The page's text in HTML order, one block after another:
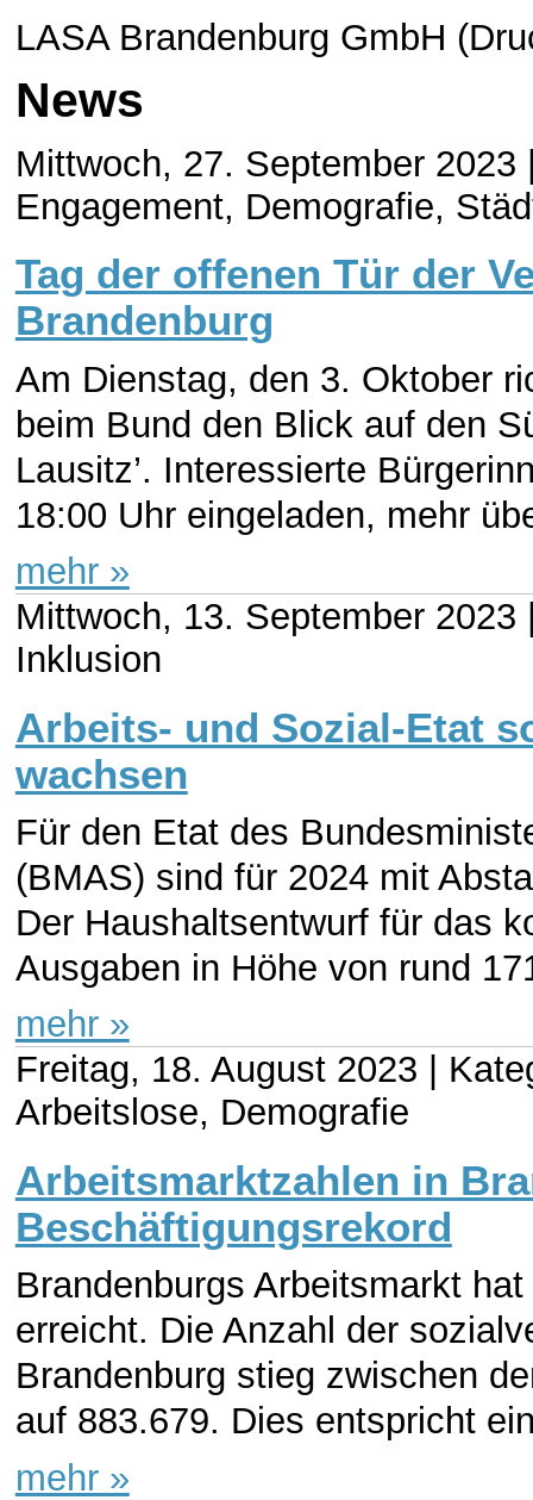
LASA Brandenburg GmbH
News
Mittwoch, 27. September 2023
Engagement, Demografie,
Tag der offenen Tür der
Brandenburg
Am Dienstag, den 3. Oktober
beim Bund den Blick auf den
Lausitz’. Interessierte
18:00 Uhr eingeladen, mehr
mehr »
Mittwoch, 13. September 2023
Inklusion
Arbeits- und Sozial-Etat
wachsen
Für den Etat des
(BMAS) sind für 2024 mit
Der Haushaltsentwurf für das
Ausgaben in Höhe von rund
mehr »
Freitag, 18. August 2023 |
Arbeitslose, Demografie
Arbeitsmarktzahlen in
Beschäftigungsrekord
Brandenburgs Arbeitsmarkt
erreicht. Die Anzahl der
Brandenburg stieg zwischen
auf 883.679. Dies entspricht
mehr »